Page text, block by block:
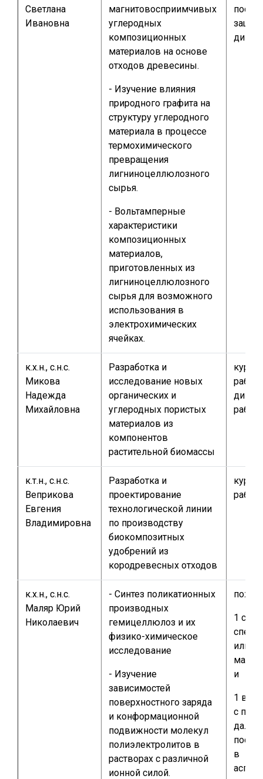
Светлана
Ивановна
магнитовосприимчивых
углеродных
композиционных
материалов на основе
отходов древесины.
- Изучение влияния
природного графита на
структуру углеродного
материала в процессе
термохимического
превращения
лигниноцеллюлозного
сырья.
- Вольтамперные
характеристики
композиционных
материалов,
приготовленных из
лигниноцеллюлозного
сырья для возможного
использования в
электрохимических
ячейках.
к.х.н., с.н.с.
Микова
Надежда
Михайловна
Разработка и
исследование новых
органических и
углеродных пористых
материалов из
компонентов
растительной биомассы
работа
к.т.н., с.н.с.
Веприкова
Евгения
Владимировна
Разработка и
проектирование
технологической линии
по производству
биокомпозитных
удобрений из
кородревесных отходов
к.х.н., с.н.с.
Маляр Юрий
Николаевич
- Синтез поликатионных
производных
гемицеллюлоз и их
физико-химическое
исследование
- Изучение
зависимостей
поверхностного заряда
и конформационной
подвижности молекул
полиэлектролитов в
растворах с различной
ионной силой.
1
или
и
1
с
в